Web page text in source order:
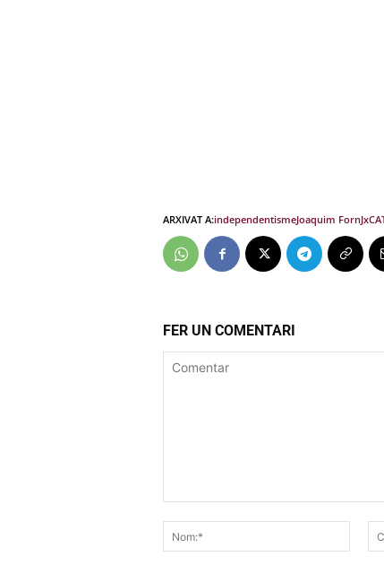
ARXIVAT A:independentismeJoaquim Forn
FER UN COMENTARI
Nom:*